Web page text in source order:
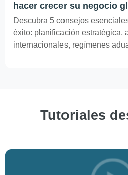
hacer crecer su negocio
Descubra 5 consejos
éxito: planificación estratégica,
internacionales, regímenes
Tutoriales